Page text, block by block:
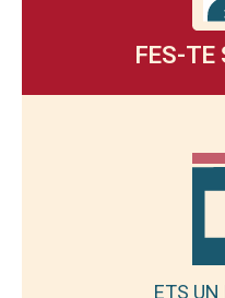
FES-TE
ETS UN